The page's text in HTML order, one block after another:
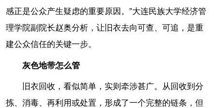
感正是公众产生疑虑的重要原因。”大连民族大学经济管
理学院副院长赵奥分析，让旧衣去向可查、可追，是重
建公众信任的关键一步。
灰色地带怎么管
旧衣回收，看似简单，实则牵涉甚广。从回收到分
拣、消毒、再利用或处置，形成了一个完整的链条，但